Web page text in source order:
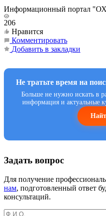
Информационный портал
206
Нравится
Комментировать
Добавить в закладки
Не тратьте время на
Больше не нужно искать в
информация и актуальные
Задать вопрос
Для получение
нам, подготовленный ответ
консультаций.